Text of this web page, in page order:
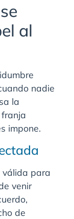
al
nadie
la
impone.
válida para
venir
de